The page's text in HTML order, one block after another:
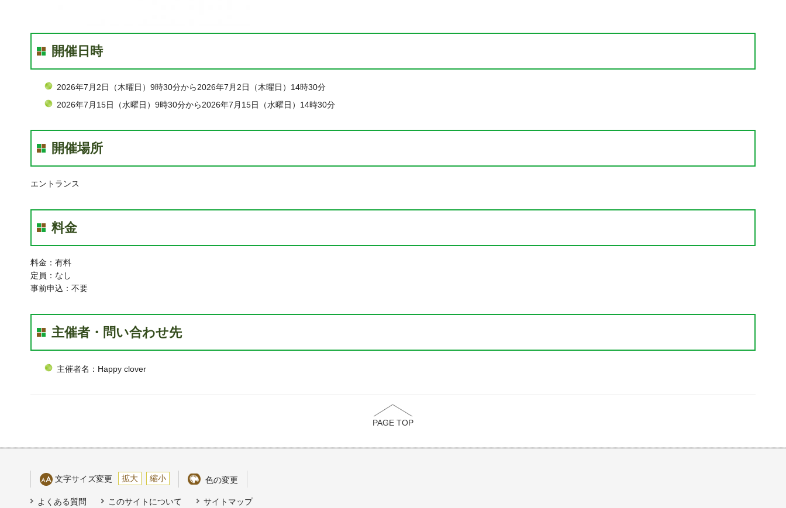
開催日時
2026年7月2日（木曜日）9時30分から2026年7月2日（木曜日）14時30分
2026年7月15日（水曜日）9時30分から2026年7月15日（水曜日）14時30分
開催場所
エントランス
料金
料金：有料
定員：なし
事前申込：不要
主催者・問い合わせ先
主催者名：Happy clover
PAGE TOP
文字サイズ変更 拡大 縮小 色の変更
よくある質問 このサイトについて サイトマップ